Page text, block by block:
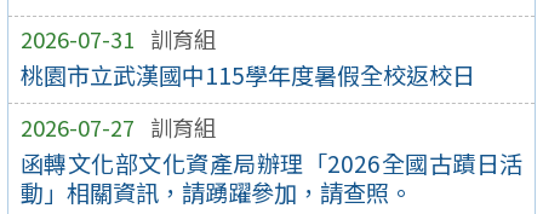
2026-07-31 訓育組
桃園市立武漢國中115學年度暑假全校返校日
2026-07-27 訓育組
函轉文化部文化資產局辦理「2026全國古蹟日活
動」相關資訊，請踴躍參加，請查照。